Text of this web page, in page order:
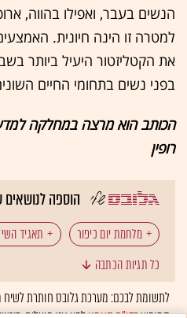
הנשים בעבר, ואפילו בהווה,
למטרה זו הינה חיונית.
את הקטליזטור היעיל ביותר
בפני נשים בתחומי החיים
הכותב הוא מרצה במחלקה
רופין
הוספה לנושאים
מלחמת יום כיפור תאגיד
כל תגיות הכתבה
לתשומת לבכם: מערכת גלובס חותרת לשיח